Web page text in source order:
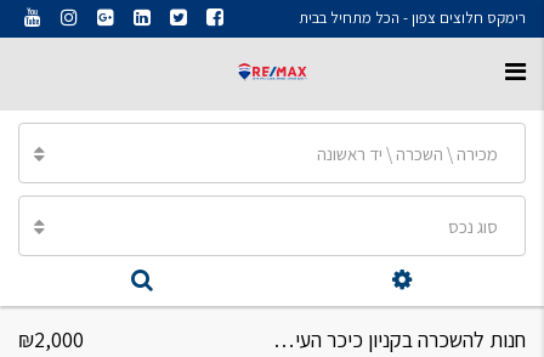
רימקס חלוצים צפון - הכל מתחיל בבית
מכירה \ השכרה \ יד ראשונה
סוג נכס
חנות להשכרה בקניון כיכר העיר כרמיאל (הישן) ₪2,000